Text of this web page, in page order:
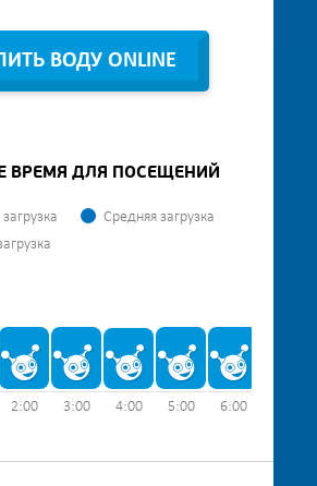
ВОДУ ONLINE
ВРЕМЯ ДЛЯ ПОСЕЩЕНИЙ
Средняя загрузка
2:00 3:00 4:00 5:00 6:00